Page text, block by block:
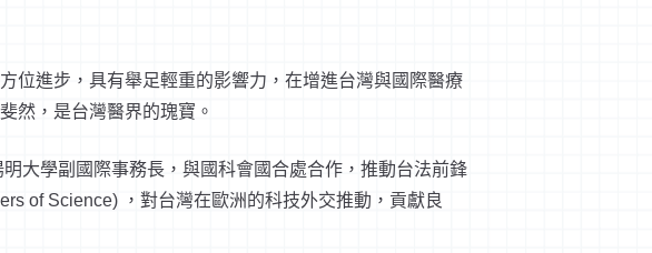
位進步，具有舉足輕重的影響力，在增進台灣與國際醫療
然，是台灣醫界的瑰寶。
大學副國際事務長，與國科會國合處合作，推動台法前鋒
of Science) ，對台灣在歐洲的科技外交推動，貢獻良